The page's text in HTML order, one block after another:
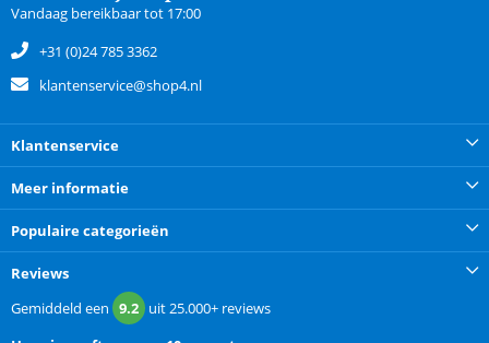
Vandaag bereikbaar tot 17:00
+31 (0)24 785 3362
klantenservice@shop4.nl
Klantenservice
Meer informatie
Populaire categorieën
Reviews
Gemiddeld een 9.2 uit25.000+ reviews